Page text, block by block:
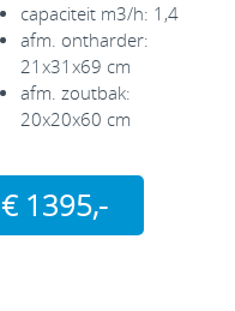
capaciteit m3/h: 1,4
afm. ontharder:
21x31x69 cm
afm. zoutbak:
20x20x60 cm
€ 1395,-